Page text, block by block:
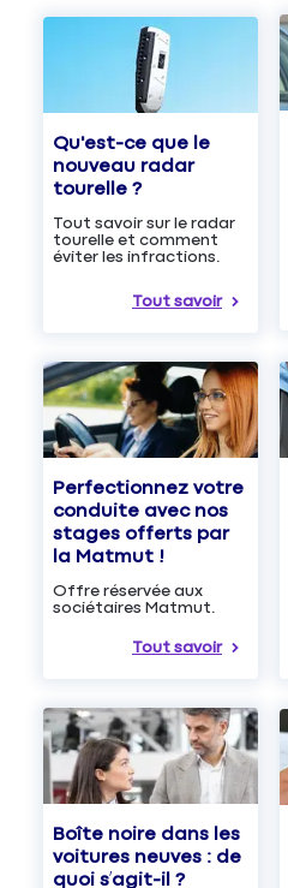
Qu'est-ce que le
nouveau radar
tourelle ?
Tout savoir sur le radar
tourelle et comment
éviter les infractions.
Tout savoir
Perfectionnez votre
conduite avec nos
stages offerts par
la Matmut !
Offre réservée aux
sociétaires Matmut.
Tout savoir
Boîte noire dans les
voitures neuves : de
quoi s’agit-il ?